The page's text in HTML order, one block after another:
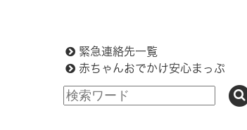
緊急連絡先一覧
赤ちゃんおでかけ安心まっぷ